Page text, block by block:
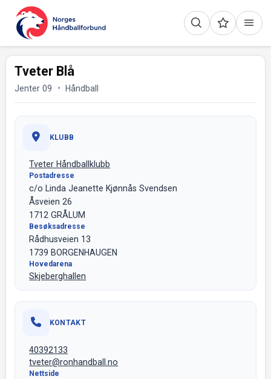
Tveter Blå
Jenter 09 Håndball
KLUBB
Tveter Håndballklubb
Postadresse
c/o Linda Jeanette Kjønnås Svendsen
Åsveien 26
1712 GRÅLUM
Besøksadresse
Rådhusveien 13
1739 BORGENHAUGEN
Hovedarena
Skjeberghallen
KONTAKT
40392133
tveter@ronhandball.no
Nettside